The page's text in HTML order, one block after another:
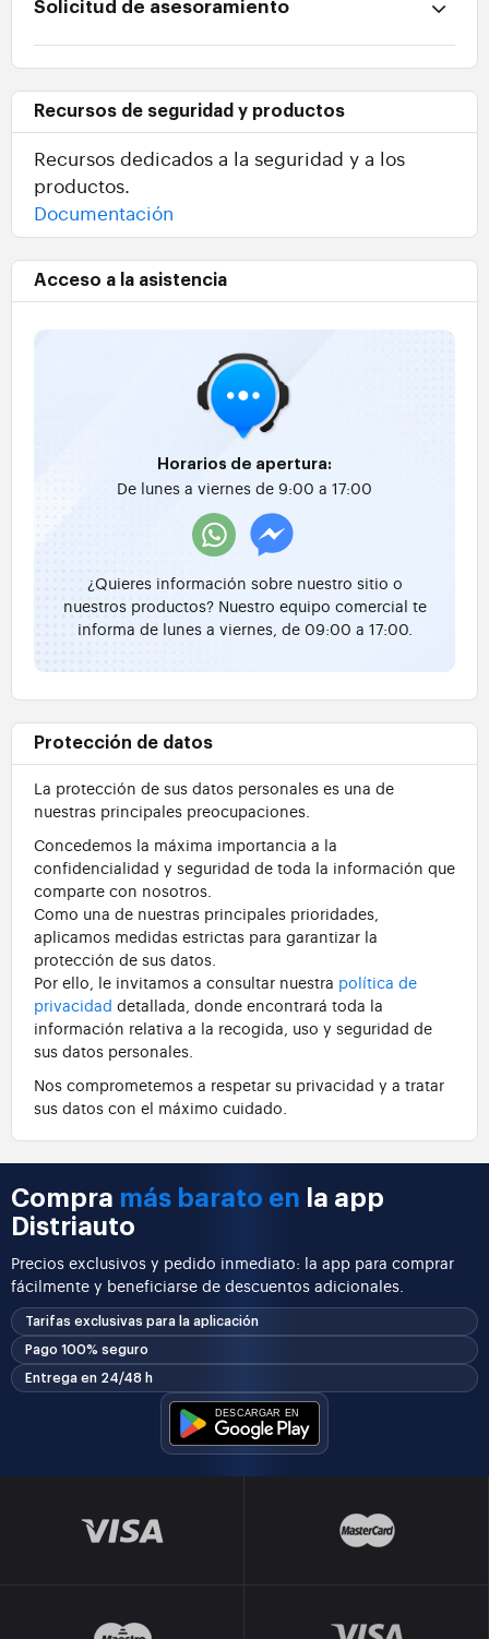
Solicitud de asesoramiento
Recursos de seguridad y productos
Recursos dedicados a la seguridad y a los
productos.
Documentación
Acceso a la asistencia
Horarios de apertura:
De lunes a viernes de 9:00 a 17:00
¿Quieres información sobre nuestro sitio o
nuestros productos? Nuestro equipo comercial te
informa de lunes a viernes, de 09:00 a 17:00.
Protección de datos
La protección de sus datos personales es una de
nuestras principales preocupaciones.
Concedemos la máxima importancia a la
confidencialidad y seguridad de toda la información que
comparte con nosotros.
Como una de nuestras principales prioridades,
aplicamos medidas estrictas para garantizar la
protección de sus datos.
Por ello, le invitamos a consultar nuestra política de
privacidad detallada, donde encontrará toda la
información relativa a la recogida, uso y seguridad de
sus datos personales.
Nos comprometemos a respetar su privacidad y a tratar
sus datos con el máximo cuidado.
Compra más barato en la app
Distriauto
Precios exclusivos y pedido inmediato: la app para comprar
fácilmente y beneficiarse de descuentos adicionales.
Tarifas exclusivas para la aplicación
Pago 100% seguro
Entrega en 24/48 h